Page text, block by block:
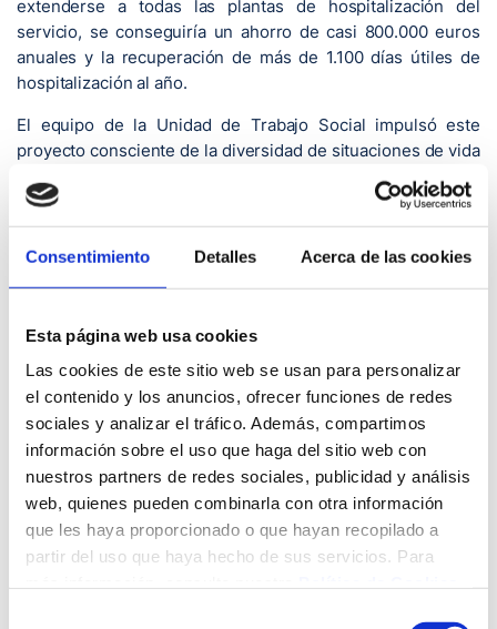
Consentimiento Detalles Acerca de las cookies
Esta página web usa cookies
Las cookies de este sitio web se usan para personalizar
el contenido y los anuncios, ofrecer funciones de redes
sociales y analizar el tráfico. Además, compartimos
información sobre el uso que haga del sitio web con
nuestros partners de redes sociales, publicidad y análisis
web, quienes pueden combinarla con otra información
que les haya proporcionado o que hayan recopilado a
partir del uso que haya hecho de sus servicios. Para
extenderse a todas las plantas de hospitalización del
servicio, se conseguiría un ahorro de casi 800.000 euros
anuales y la recuperación de más de 1.100 días útiles de
hospitalización al año.
El equipo de la Unidad de Trabajo Social impulsó este
proyecto consciente de la diversidad de situaciones de vida
de los pacientes que son atendidos en Valdecilla y
convencidos de que lo clínico y lo social son, en muchas
ocasiones, las dos caras de la misma moneda. Además, se
ha demostrado que la falta de apoyo social de pacientes
de reingresos.
Así, impulsaron un proyecto para promover un cambio
organizativo esencial: en lugar de que la intervención de
los profesionales de Trabajo Social se active a demanda
médica y en vísperas al alta, la intervención se realizaría de
forma temprana, para conocer los condicionantes sociales
y el apoyo familiar de los pacientes, activar los recursos
intra y extrahospitalarios necesarios y planificar su ‘alta
social’ en paralelo a su evolución clínica.
Para conseguirlo, se elaboró un nuevo protocolo de
actuación gracias al trabajo de un grupo de mejora